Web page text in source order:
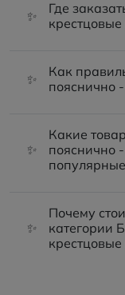
✨
Где
✨
Как
пояснично
✨
Какие
пояснично
✨
Почему
категории